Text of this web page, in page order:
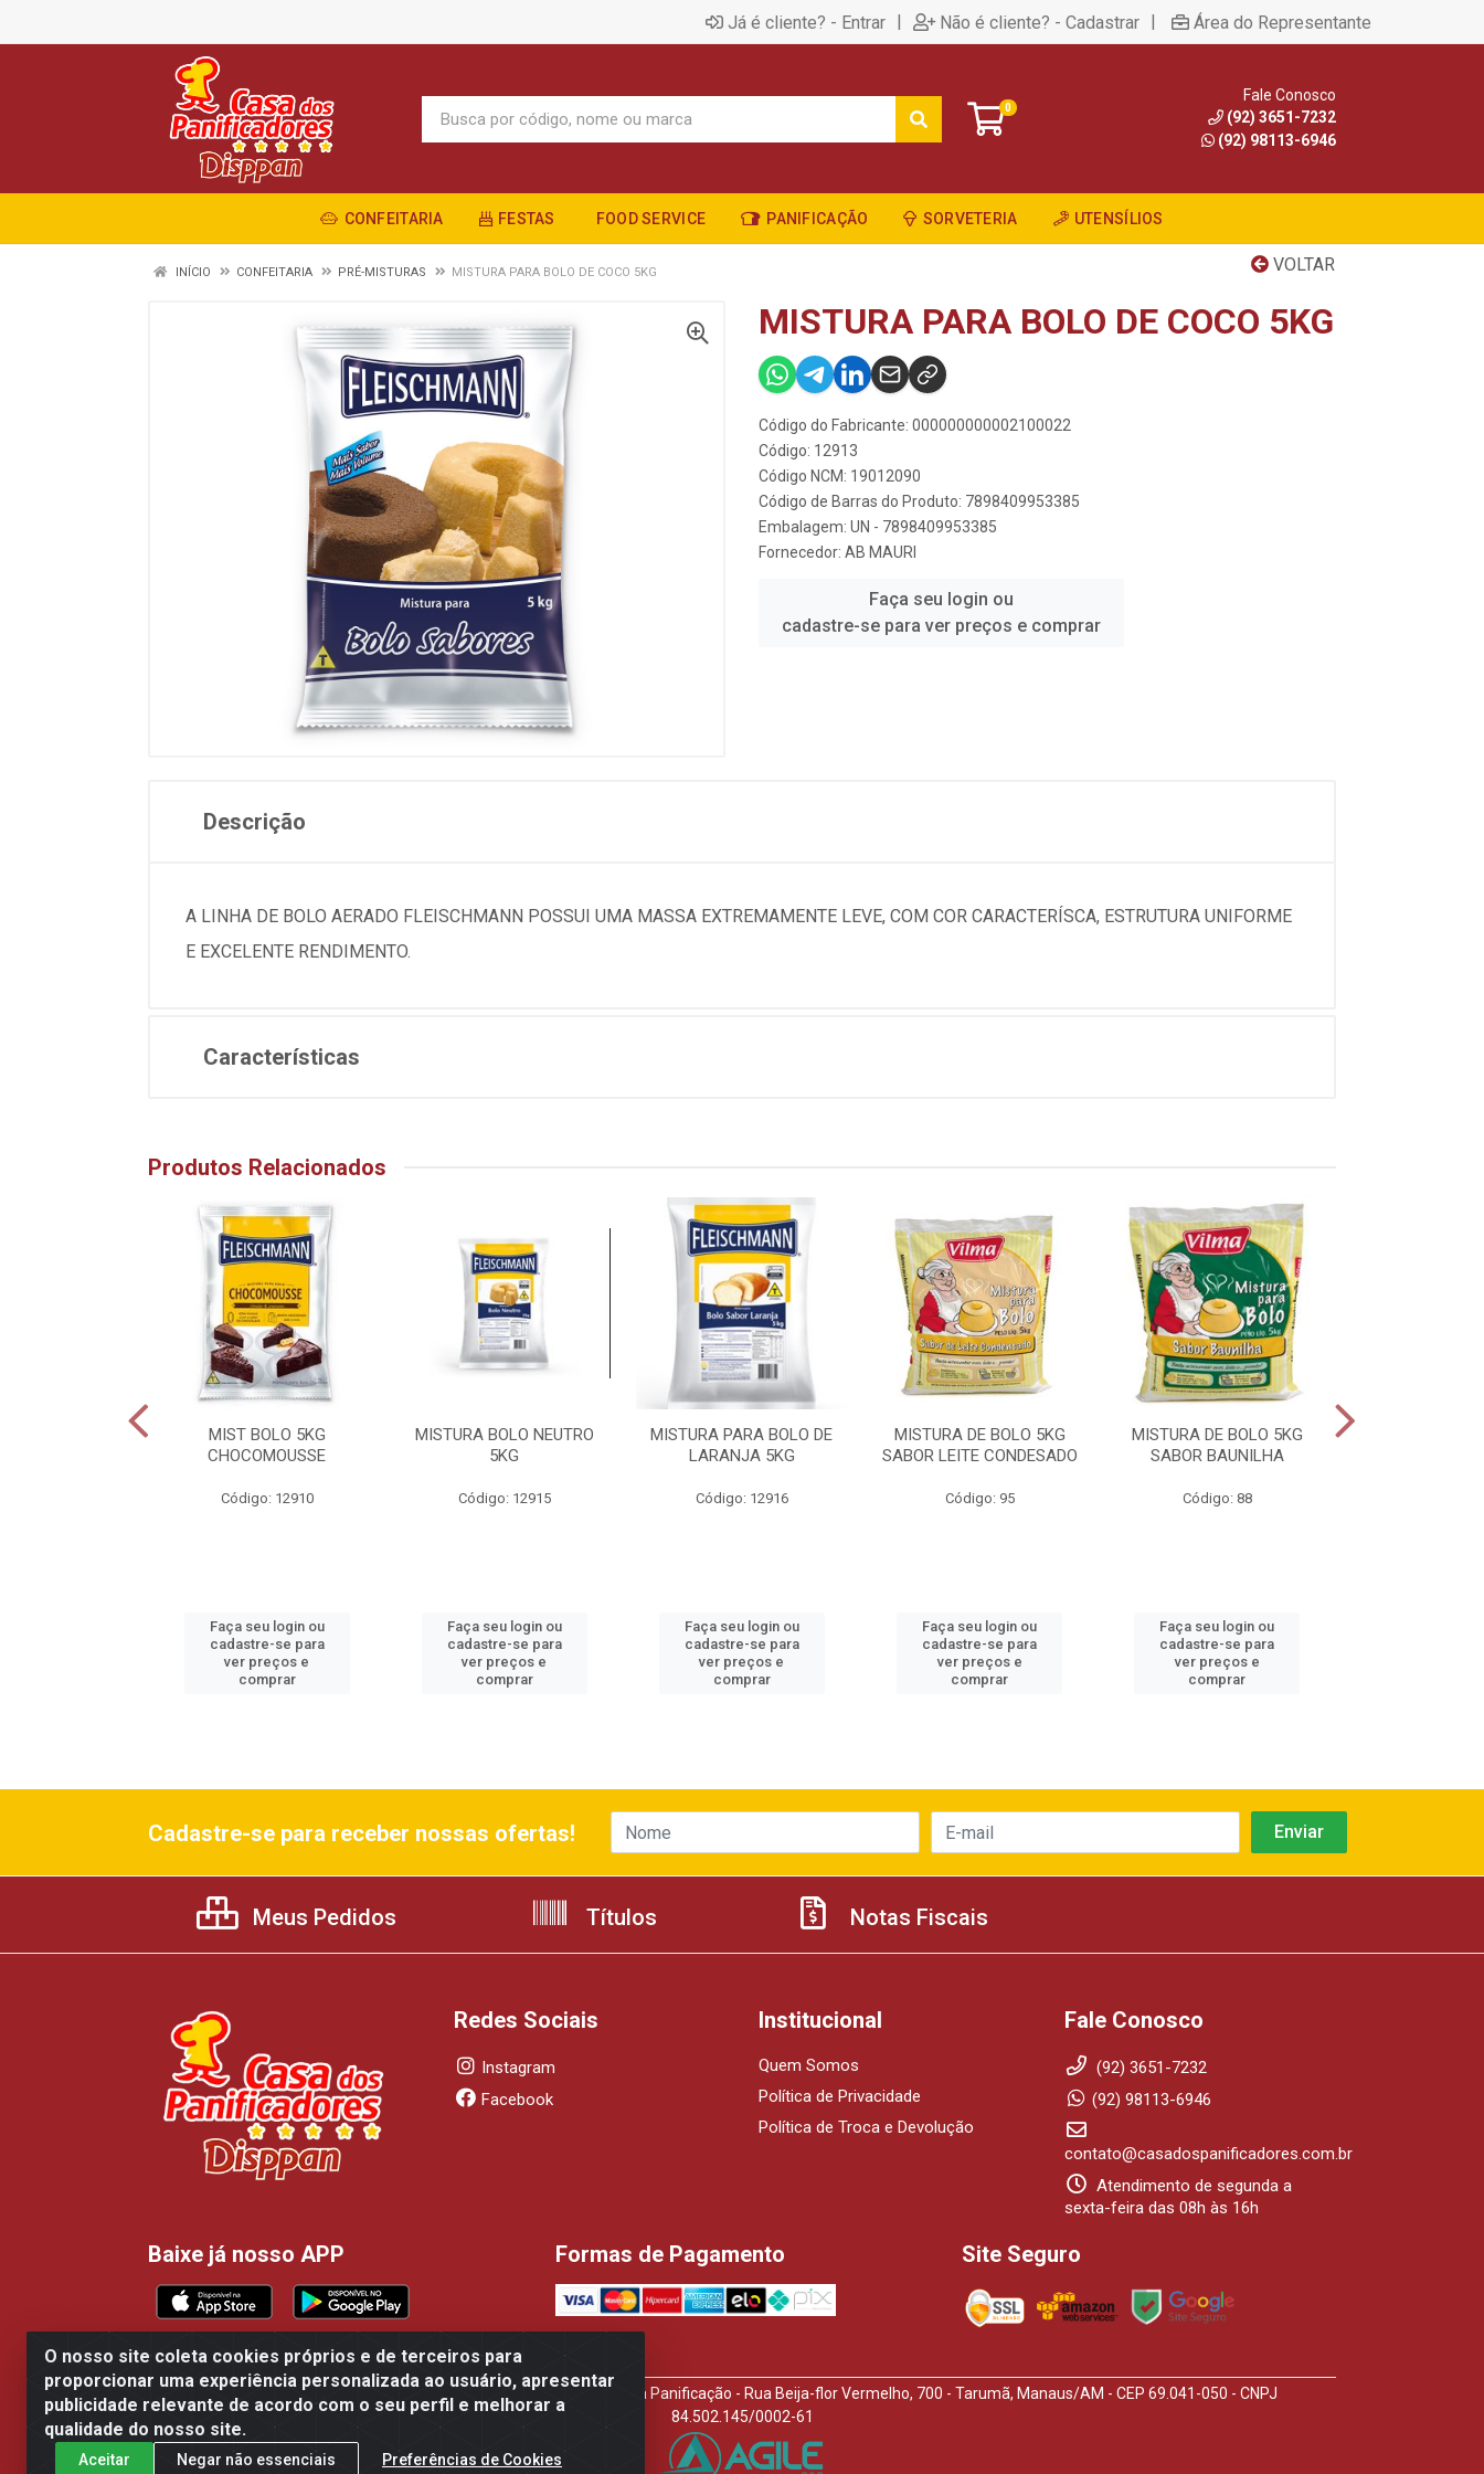
Já é cliente? - Entrar | Não é cliente? - Cadastrar | Área do Representante
0
Fale Conosco
(92) 3651-7232
(92) 98113-6946
CONFEITARIA FESTAS FOOD SERVICE PANIFICAÇÃO SORVETERIA UTENSÍLIOS
VOLTAR
INÍCIO CONFEITARIA PRÉ-MISTURAS MISTURA PARA BOLO DE COCO 5KG
MISTURA PARA BOLO DE COCO 5KG
Código do Fabricante: 000000000002100022
Código: 12913
Código NCM: 19012090
Código de Barras do Produto: 7898409953385
Embalagem: UN - 7898409953385
Fornecedor: AB MAURI
Faça seu login ou
cadastre-se para ver preços e comprar
Descrição
A LINHA DE BOLO AERADO FLEISCHMANN POSSUI UMA MASSA EXTREMAMENTE LEVE, COM COR CARACTERÍSCA, ESTRUTURA UNIFORME
E EXCELENTE RENDIMENTO.
Características
Produtos Relacionados
MIST BOLO 5KG
CHOCOMOUSSE
Código: 12910
Faça seu login ou
cadastre-se para
ver preços e
comprar
MISTURA BOLO NEUTRO
5KG
Código: 12915
Faça seu login ou
cadastre-se para
ver preços e
comprar
MISTURA PARA BOLO DE
LARANJA 5KG
Código: 12916
Faça seu login ou
cadastre-se para
ver preços e
comprar
MISTURA DE BOLO 5KG
SABOR LEITE CONDESADO
Código: 95
Faça seu login ou
cadastre-se para
ver preços e
comprar
MISTURA DE BOLO 5KG
SABOR BAUNILHA
Código: 88
Faça seu login ou
cadastre-se para
ver preços e
comprar
O nosso site coleta cookies próprios e de terceiros para
proporcionar uma experiência personalizada ao usuário, apresentar
publicidade relevante de acordo com o seu perfil e melhorar a
qualidade do nosso site.
Aceitar Negar não essenciais Preferências de Cookies
Cadastre-se para receber nossas ofertas!
Meus Pedidos Títulos Notas Fiscais
Redes Sociais
Instagram
Facebook
Institucional
Quem Somos
Política de Privacidade
Política de Troca e Devolução
Fale Conosco
(92) 3651-7232
(92) 98113-6946
contato@casadospanificadores.com.br
Atendimento de segunda a
sexta-feira das 08h às 16h
Baixe já nosso APP Formas de Pagamento Site Seguro
Casa dos Panificadores Disppan Distribuidora de Produtos Para Panificação - Rua Beija-flor Vermelho, 700 - Tarumã, Manaus/AM - CEP 69.041-050 - CNPJ
84.502.145/0002-61